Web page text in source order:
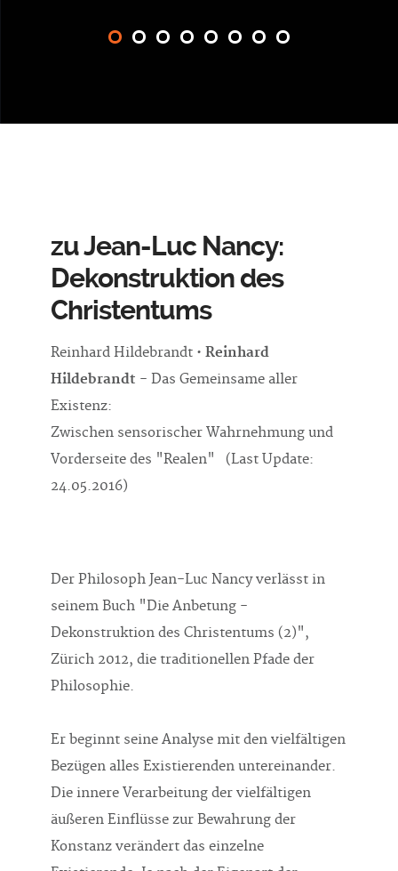
Dekonstruktion des
Christentums
Hildebrandt- Das Gemeinsame aller
Existenz:
Zwischen sensorischer Wahrnehmung und
Vorderseite des "Realen" (Last Update:
24.05.2016)
seinem Buch "Die Anbetung -
Dekonstruktion des Christentums (2)",
Zürich 2012, die traditionellen Pfade der
Philosophie.
Bezügen alles Existierenden untereinander.
Die innere Verarbeitung der vielfältigen
äußeren Einflüsse zur Bewahrung der
Konstanz verändert das einzelne
Existierende. Je nach der Eigenart der